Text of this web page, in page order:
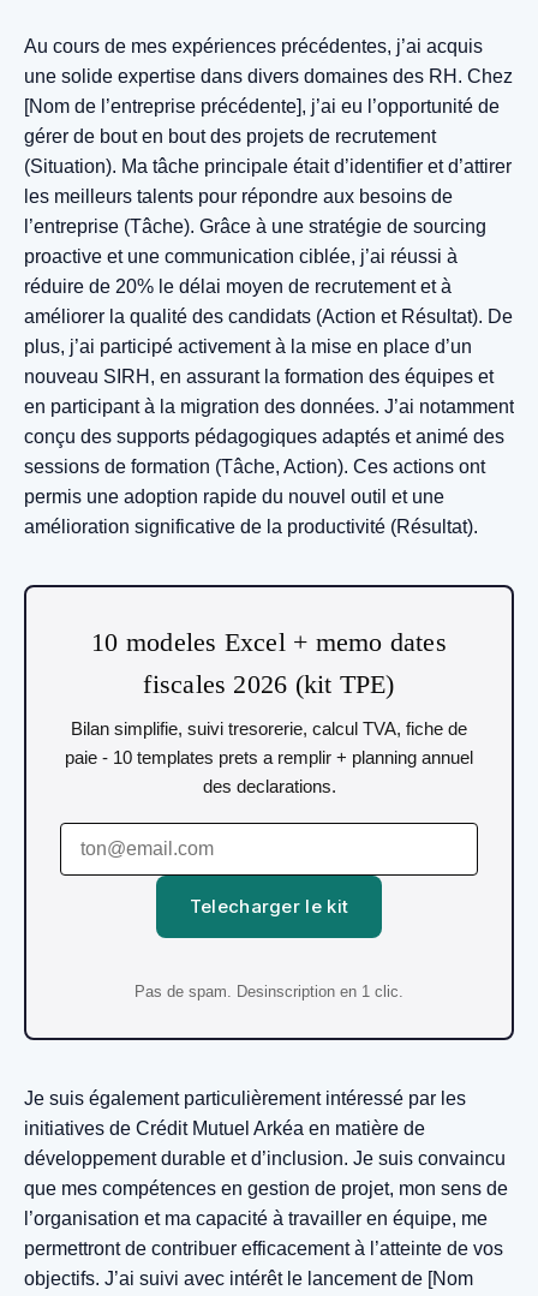
Au cours de mes expériences précédentes, j’ai acquis
une solide expertise dans divers domaines des RH. Chez
[Nom de l’entreprise précédente], j’ai eu l’opportunité de
gérer de bout en bout des projets de recrutement
(Situation). Ma tâche principale était d’identifier et d’attirer
les meilleurs talents pour répondre aux besoins de
l’entreprise (Tâche). Grâce à une stratégie de sourcing
proactive et une communication ciblée, j’ai réussi à
réduire de 20% le délai moyen de recrutement et à
améliorer la qualité des candidats (Action et Résultat). De
plus, j’ai participé activement à la mise en place d’un
nouveau SIRH, en assurant la formation des équipes et
en participant à la migration des données. J’ai notamment
conçu des supports pédagogiques adaptés et animé des
sessions de formation (Tâche, Action). Ces actions ont
permis une adoption rapide du nouvel outil et une
amélioration significative de la productivité (Résultat).
10 modeles Excel + memo dates
fiscales 2026 (kit TPE)
Bilan simplifie, suivi tresorerie, calcul TVA, fiche de
paie - 10 templates prets a remplir + planning annuel
des declarations.
Telecharger le kit
Pas de spam. Desinscription en 1 clic.
Je suis également particulièrement intéressé par les
initiatives de Crédit Mutuel Arkéa en matière de
développement durable et d’inclusion. Je suis convaincu
que mes compétences en gestion de projet, mon sens de
l’organisation et ma capacité à travailler en équipe, me
permettront de contribuer efficacement à l’atteinte de vos
objectifs. J’ai suivi avec intérêt le lancement de [Nom